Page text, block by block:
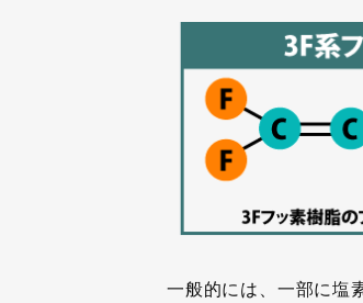
一般的には、一部に塩